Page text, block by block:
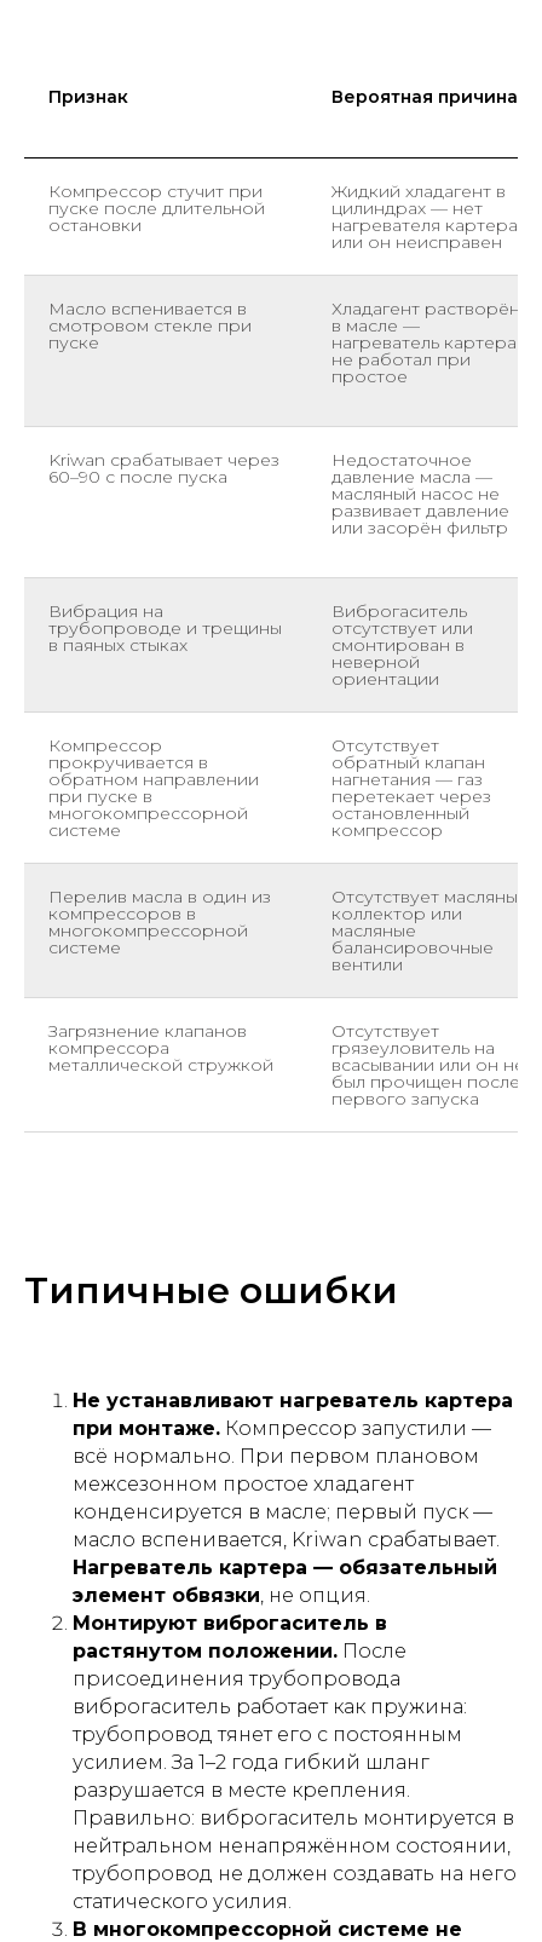
Признак Вероятная причина
Компрессор стучит при
пуске после длительной
остановки
Жидкий хладагент в
цилиндрах — нет
нагревателя картера
или он неисправен
Масло вспенивается в
смотровом стекле при
пуске
Хладагент растворён
в масле —
нагреватель картера
не работал при
простое
Kriwan срабатывает через
60–90 с после пуска
Недостаточное
давление масла —
масляный насос не
развивает давление
или засорён фильтр
Вибрация на
трубопроводе и трещины
в паяных стыках
Виброгаситель
отсутствует или
смонтирован в
неверной
ориентации
Компрессор
прокручивается в
обратном направлении
при пуске в
многокомпрессорной
системе
Отсутствует
обратный клапан
нагнетания — газ
перетекает через
остановленный
компрессор
Перелив масла в один из
компрессоров в
многокомпрессорной
системе
Отсутствует масляный
коллектор или
масляные
балансировочные
вентили
Загрязнение клапанов
компрессора
металлической стружкой
Отсутствует
грязеуловитель на
всасывании или он не
был прочищен после
первого запуска
Типичные ошибки
Не устанавливают нагреватель картера
при монтаже. Компрессор запустили —
всё нормально. При первом плановом
межсезонном простое хладагент
конденсируется в масле; первый пуск —
масло вспенивается, Kriwan срабатывает.
Нагреватель картера — обязательный
элемент обвязки, не опция.
Монтируют виброгаситель в
растянутом положении. После
присоединения трубопровода
виброгаситель работает как пружина:
трубопровод тянет его с постоянным
усилием. За 1–2 года гибкий шланг
разрушается в месте крепления.
Правильно: виброгаситель монтируется в
нейтральном ненапряжённом состоянии,
трубопровод не должен создавать на него
статического усилия.
В многокомпрессорной системе не